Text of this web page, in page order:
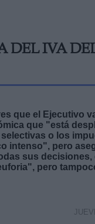
DEL IVA
que el Ejecutivo
que "está
o los
intenso", pero
sus decisiones,
pero